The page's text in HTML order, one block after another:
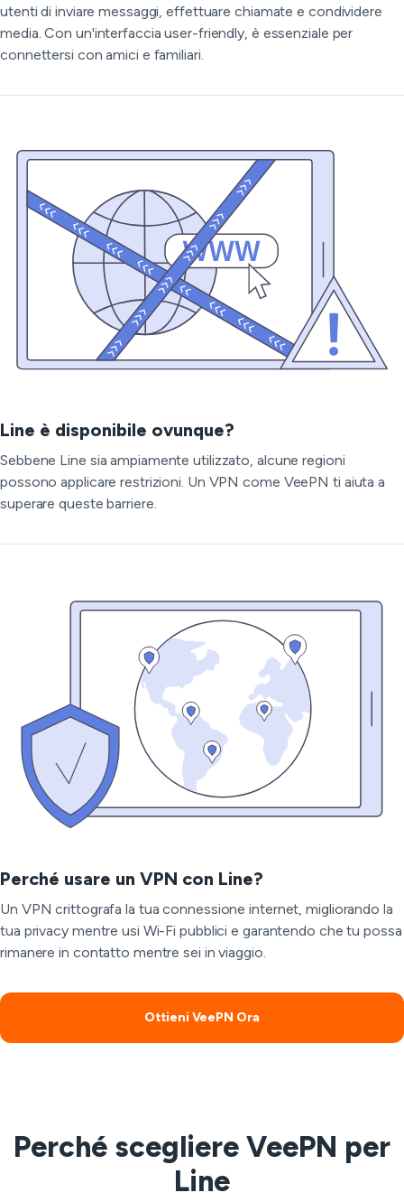
utenti di inviare messaggi, effettuare chiamate e condividere
media. Con un'interfaccia user-friendly, è essenziale per
connettersi con amici e familiari.
Line è disponibile ovunque?
Sebbene Line sia ampiamente utilizzato, alcune regioni
possono applicare restrizioni. Un VPN come VeePN ti aiuta a
superare queste barriere.
Perché usare un VPN con Line?
Un VPN crittografa la tua connessione internet, migliorando la
tua privacy mentre usi Wi-Fi pubblici e garantendo che tu possa
rimanere in contatto mentre sei in viaggio.
Ottieni VeePN Ora
Perché scegliere VeePN per
Line